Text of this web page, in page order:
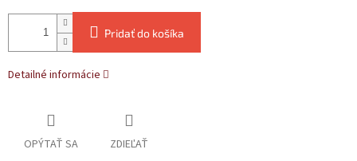
Pridať do košíka
Detailné informácie
OPÝTAŤ SA ZDIEĽAŤ